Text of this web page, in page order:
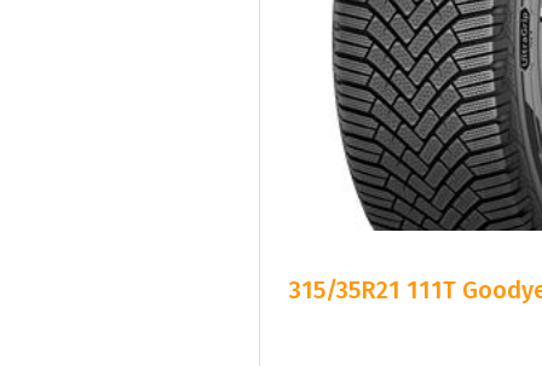
315/35R21 111T